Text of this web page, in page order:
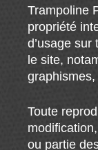
Trampoline
propriété
d’usage
le site,
Toute
ou partie